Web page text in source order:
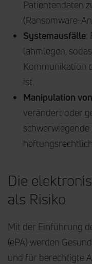
Patientendaten
(Ransomware-
Systemausfälle:
lahmlegen,
Kommunikation
ist.
Manipulation
verändert oder
Die
als Risiko
Mit der Einführung
(ePA) werden
und für berechtigte